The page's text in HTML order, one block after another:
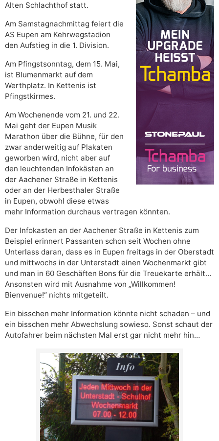
Alten Schlachthof statt.
Am Samstagnachmittag feiert die
AS Eupen am Kehrwegstadion
den Aufstieg in die 1. Division.
Am Pfingstsonntag, dem 15. Mai,
ist Blumenmarkt auf dem
Werthplatz. In Kettenis ist
Pfingstkirmes.
Am Wochenende vom 21. und 22.
Mai geht der Eupen Musik
Marathon über die Bühne, für den
zwar anderweitig auf Plakaten
geworben wird, nicht aber auf
den leuchtenden Infokästen an
der Aachener Straße in Kettenis
oder an der Herbesthaler Straße
in Eupen, obwohl diese etwas
mehr Information durchaus vertragen könnten.
Der Infokasten an der Aachener Straße in Kettenis zum
Beispiel erinnert Passanten schon seit Wochen ohne
Unterlass daran, dass es in Eupen freitags in der Oberstadt
und mittwochs in der Unterstadt einen Wochenmarkt gibt
und man in 60 Geschäften Bons für die Treuekarte erhält…
Ansonsten wird mit Ausnahme von „Willkommen!
Bienvenue!“ nichts mitgeteilt.
Ein bisschen mehr Information könnte nicht schaden – und
ein bisschen mehr Abwechslung sowieso. Sonst schaut der
Autofahrer beim nächsten Mal erst gar nicht mehr hin…